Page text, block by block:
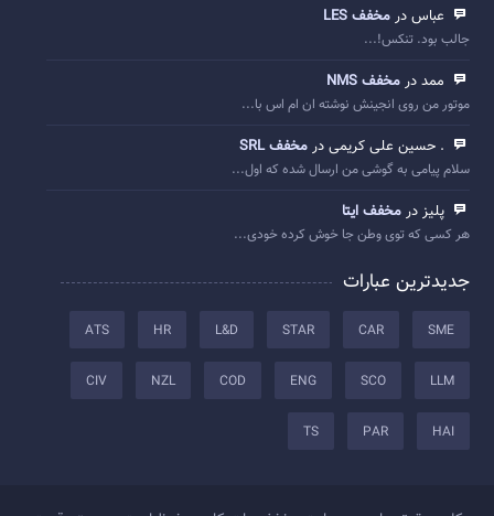
عباس در مخفف LES
جالب بود. تنکس!...
ممد در مخفف NMS
موتور من روی انجینش نوشته ان ام اس با...
. حسین علی کریمی در مخفف SRL
سلام پیامی به گوشی من ارسال شده که اول...
پلیز در مخفف ایتا
هر کسی که توی وطن جا خوش کرده خودی...
جدیدترین عبارات
SME
CAR
STAR
L&D
HR
ATS
LLM
SCO
ENG
COD
NZL
CIV
HAI
PAR
TS